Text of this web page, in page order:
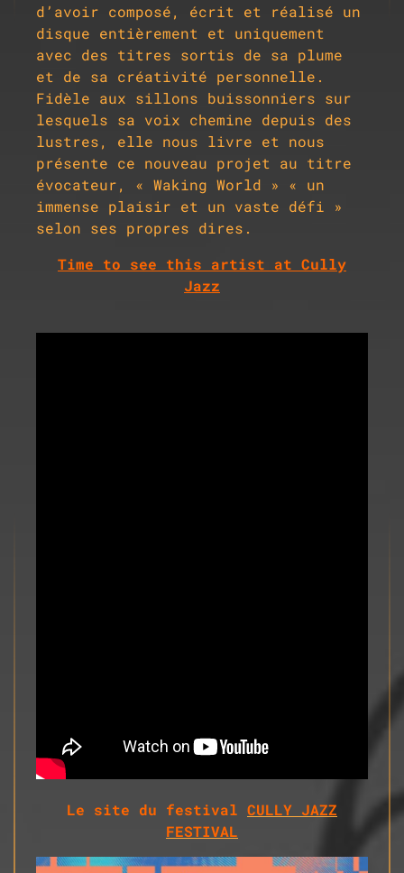
d’avoir composé, écrit et réalisé un
disque entièrement et uniquement
avec des titres sortis de sa plume
et de sa créativité personnelle.
Fidèle aux sillons buissonniers sur
lesquels sa voix chemine depuis des
lustres, elle nous livre et nous
présente ce nouveau projet au titre
évocateur, « Waking World » « un
immense plaisir et un vaste défi »
selon ses propres dires.
Time to see this artist at Cully
Jazz
Le site du festival CULLY JAZZ
FESTIVAL